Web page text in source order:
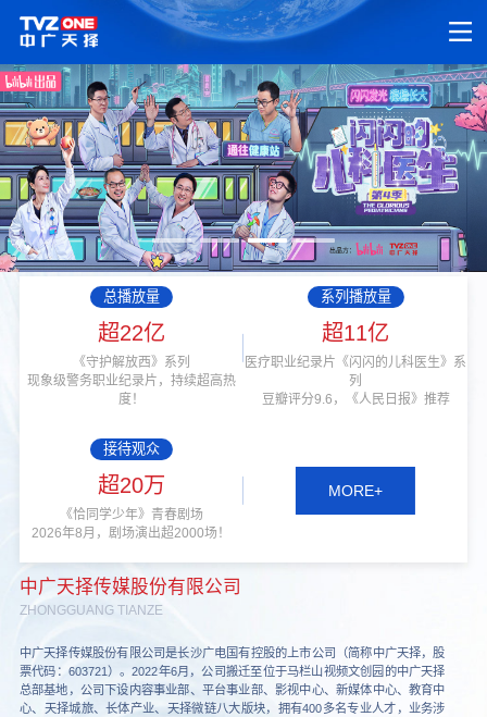
总播放量
超22亿
《守护解放西》系列
现象级警务职业纪录片，持续超高热
度！
系列播放量
超11亿
医疗职业纪录片《闪闪的儿科医生》系
列
豆瓣评分9.6，《人民日报》推荐
接待观众
超20万
《恰同学少年》青春剧场
2026年8月，剧场演出超2000场！
MORE+
中广天择传媒股份有限公司
ZHONGGUANG TIANZE
中广天择传媒股份有限公司是长沙广电国有控股的上市公司（简称中广天择，股
票代码：603721）。2022年6月，公司搬迁至位于马栏山视频文创园的中广天择
总部基地，公司下设内容事业部、平台事业部、影视中心、新媒体中心、教育中
心、天择城旅、长体产业、天择微链八大版块，拥有400多名专业人才，业务涉